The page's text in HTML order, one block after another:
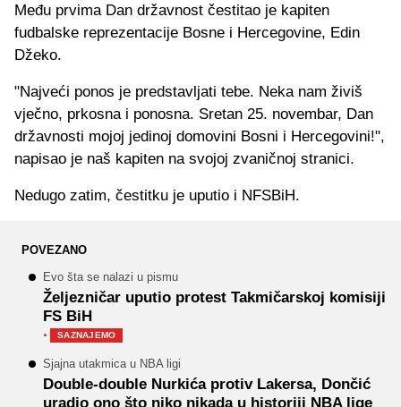
Među prvima Dan državnost čestitao je kapiten
fudbalske reprezentacije Bosne i Hercegovine, Edin
Džeko.
"Najveći ponos je predstavljati tebe. Neka nam živiš
vječno, prkosna i ponosna. Sretan 25. novembar, Dan
državnosti mojoj jedinoj domovini Bosni i Hercegovini!",
napisao je naš kapiten na svojoj zvaničnoj stranici.
Nedugo zatim, čestitku je uputio i NFSBiH.
POVEZANO
Evo šta se nalazi u pismu
Željezničar uputio protest Takmičarskoj komisiji
FS BiH
· SAZNAJEMO
Sjajna utakmica u NBA ligi
Double-double Nurkića protiv Lakersa, Dončić
uradio ono što niko nikada u historiji NBA lige